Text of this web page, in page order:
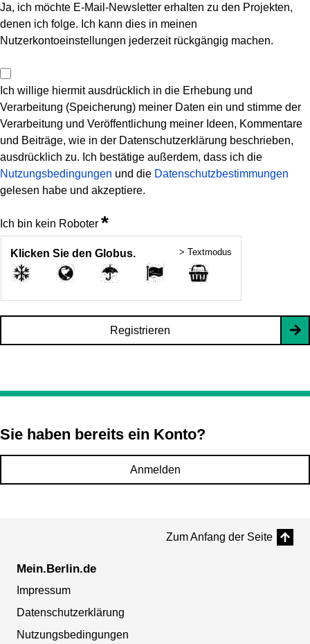
Ja, ich möchte E-Mail-Newsletter erhalten zu den Projekten,
denen ich folge. Ich kann dies in meinen
Nutzerkontoeinstellungen jederzeit rückgängig machen.
Ich willige hiermit ausdrücklich in die Erhebung und
Verarbeitung (Speicherung) meiner Daten ein und stimme der
Verarbeitung und Veröffentlichung meiner Ideen, Kommentare
und Beiträge, wie in der Datenschutzerklärung beschrieben,
ausdrücklich zu. Ich bestätige außerdem, dass ich die
Nutzungsbedingungen und die Datenschutzbestimmungen
gelesen habe und akzeptiere.
Ich bin kein Roboter *
Klicken Sie den Globus. > Textmodus
Registrieren
Sie haben bereits ein Konto?
Anmelden
Zum Anfang der Seite
Mein.Berlin.de
Impressum
Datenschutzerklärung
Nutzungsbedingungen